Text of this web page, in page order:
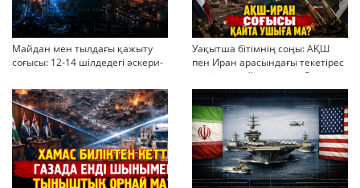
Майдан мен тылдағы қажыту
соғысы: 12-14 шілдедегі әскери-
Уақытша бітімнің соңы: АҚШ
пен Иран арасындағы текетірес
неліктен қайта ушықты?